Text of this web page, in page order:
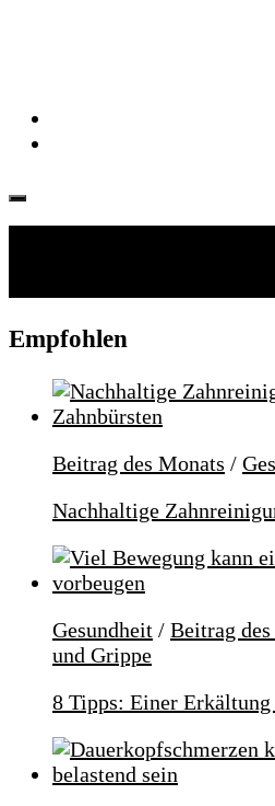
Empfohlen
Beitrag des Monats /
Nachhaltige
Gesundheit / Beitrag
und Grippe
8 Tipps: Einer Erkältung